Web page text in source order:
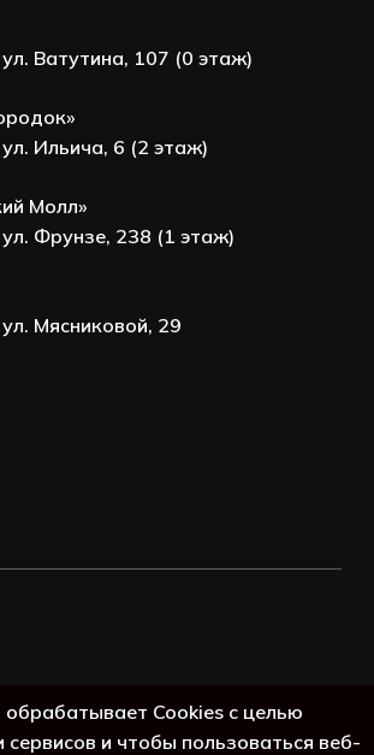
Ватутина, 107 (0 этаж)
Ильича, 6 (2 этаж)
Молл»
Фрунзе, 238 (1 этаж)
Мясниковой, 29
69-39
обрабатывает Cookies с целью
сервисов и чтобы пользоваться веб-